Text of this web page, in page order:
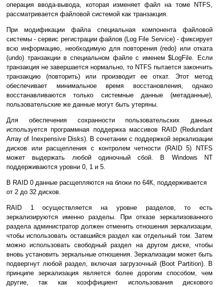
операция ввода-вывода, которая изменяет файл на томе NTFS,
рассматривается файловой системой как транзакция.
При модификации файла специальная компонента файловой
системы - сервис регистрации файлов (Log File Service) - фиксирует
всю информацию, необходимую для повторения (redo) или отката
(undo) транзакции в специальном файле с именем $LogFile. Если
транзакция не завершается нормально, то NTFS пытается закончить
транзакцию (повторить) или производит ее откат. Этот метод
обеспечивает минимальное время восстановления, однако
восстанавливаются только системные данные (метаданные),
пользовательские же данные могут быть утеряны.
Для обеспечения сохранности пользовательских данных
используется программная поддержка массивов RAID (Redundant
Array of Inexpensive Disks). В сочетании с поддержкой зеркализации
дисков или расщепления с контролем четности (RAID 5) NTFS
может выдержать любой одиночный сбой. В Windows NT
поддерживаются уровни 0, 1 и 5.
В RAID 0 данные расщепляются на блоки по 64К, поддерживается
от 2 до 32 дисков.
RAID 1 осуществляется на уровне разделов, то есть
зеркализируются именно разделы. При отказе зеркализованного
раздела администратор должен отменить отношения зеркализации,
чтобы использовать оставшийся раздел как отдельный том. Затем
можно использовать свободный раздел на другом диске, чтобы
вновь установить зеркальные отношения. Зеркализации может быть
подвергнут любой раздел, включая загрузочный (Boot Partition). В
принципе зеркализация является более дорогим способом, чем
другие, так как коэффициент использования дискового